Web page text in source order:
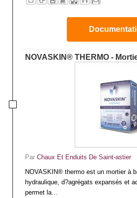
NOVASKIN® THERMO -
Par Chaux Et Enduits De Saint-astier
NOVASKIN® thermo est un mortier à
hydraulique, d?agrégats expansés et
permet la...